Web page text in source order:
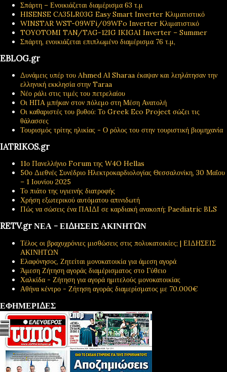
Σπάρτη – Ενοικιάζεται διαμέρισμα 63 τ.μ
HISENSE CA35LR03G Easy Smart Inverter Κλιματιστικό
WINSTAR WST-09WFi/09WFo Inverter Κλιματιστικό
TOYOTOMI TAN/TAG-12IG IKIGAI Inverter – Summer
Σπάρτη, ενοικιάζεται επιπλωμένο διαμέρισμα 76 τ.μ,
EBLOG.gr
Δυνάμεις υπέρ του Ahmed Al Sharaa έκαψαν και λεηλάτησαν την
ελληνική εκκλησία στην Taraa
Νέο ράλι στις τιμές του πετρελαίου
Οι ΗΠΑ μπήκαν στον πόλεμο στη Μέση Ανατολή
Οι καθαριστές του βυθού: Το Greek Eco Project σώζει τις
θάλασσες
Τουρισμός τρίτης ηλικίας - Ο ρόλος του στην τουριστική βιομηχανία
IATRIKOS.gr
11ο Πανελλήνιο Forum της W4O Hellas
50ο Διεθνές Συνέδριο Ηλεκτροκαρδιολογίας Θεσσαλονίκη, 30 Μαΐου
– 1 Ιουνίου 2025
Το πιάτο της υγιεινής διατροφής
Χρήση εξωτερικού αυτόματου απινιδωτή
Πώς να σώσεις ένα ΠΑΙΔΙ σε καρδιακή ανακοπή; Paediatric BLS
RETV.gr ΝΕΑ - ΕΙΔΗΣΕΙΣ ΑΚΙΝΗΤΩΝ
Τέλος οι βραχυχρόνιες μισθώσεις στις πολυκατοικίες; | ΕΙΔΗΣΕΙΣ
ΑΚΙΝΗΤΩΝ
Ελαφόνησος, Ζητείται μονοκατοικία για άμεση αγορά
Άμεση Ζήτηση αγοράς διαμέρισματος στο Γύθειο
Χαλκίδα - Ζήτηση για αγορά ημιτελούς μονοκατοικίας
Αθήνα κέντρο - Ζήτηση αγοράς διαμερίσματος με 70.000€
ΕΦΗΜΕΡΙΔΕΣ